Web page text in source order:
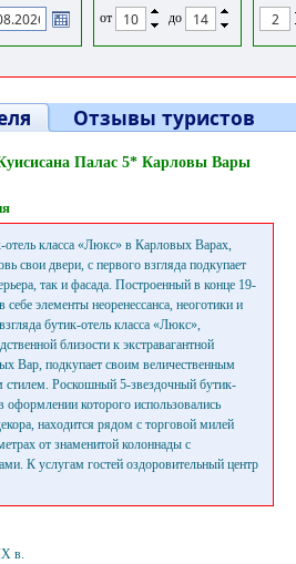
от
до
Отзывы туристов
Палас 5* Карловы Вары
отель класса «Люкс» в Карловых Варах,
свои двери, с первого взгляда подкупает
так и фасада. Построенный в конце 19-
себе элементы неоренессанса, неоготики и
бутик-отель класса «Люкс»,
близости к экстравагантной
Вар, подкупает своим величественным
Роскошный 5-звездочный бутик-
оформлении которого использовались
находится рядом с торговой милей
от знаменитой колоннады с
К услугам гостей оздоровительный центр
в.